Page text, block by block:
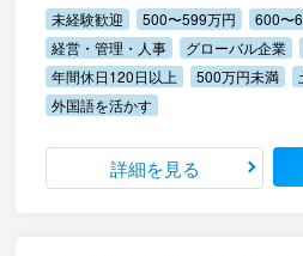
未経験歓迎 500〜599万円 600〜
経営・管理・人事
グローバル企業
年間休日120日以上
500万円未満
外国語を活かす
詳細を見る